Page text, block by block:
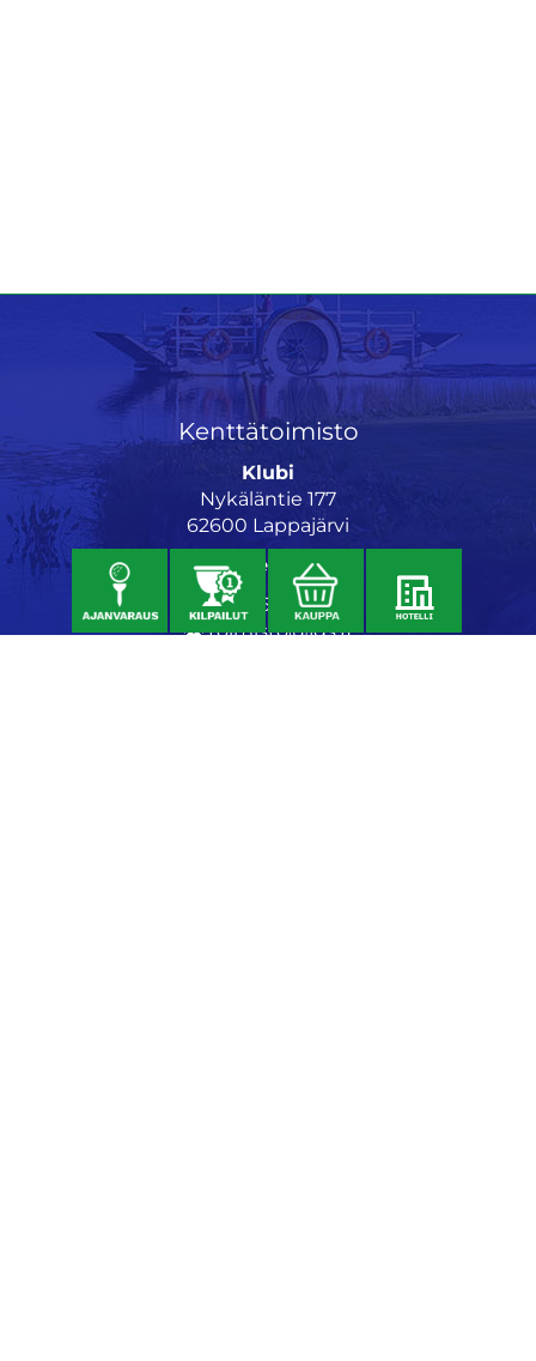
Kenttätoimisto
Klubi
Nykäläntie 177
62600 Lappajärvi
Caddiemaster
06 46040682
toimisto@jgs.fi